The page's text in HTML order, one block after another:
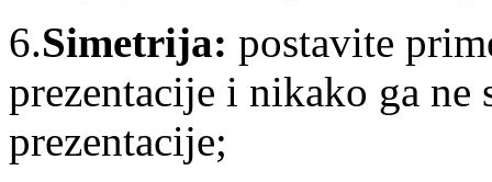
6.Simetrija: postavite
prezentacije i nikako ga ne
prezentacije;